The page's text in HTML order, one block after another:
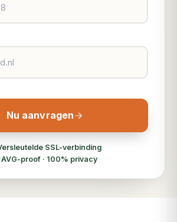
Nu aanvragen
SSL-verbinding
AVG-proof · 100% privacy